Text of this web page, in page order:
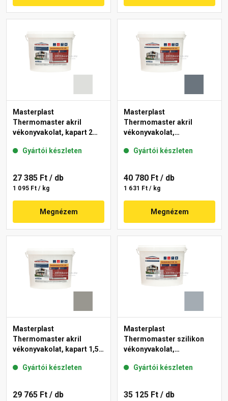
Masterplast
Thermomaster akril
vékonyvakolat, kapart 2
Gyártói készleten
27 385 Ft / db
1 095 Ft / kg
Megnézem
Masterplast
Thermomaster akril
vékonyvakolat,
50-C 25 kg
Gyártói készleten
40 780 Ft / db
1 631 Ft / kg
Megnézem
Masterplast
Thermomaster akril
vékonyvakolat, kapart 1,5
Gyártói készleten
29 765 Ft / db
Masterplast
Thermomaster szilikon
vékonyvakolat,
50-E 25 kg
Gyártói készleten
35 125 Ft / db